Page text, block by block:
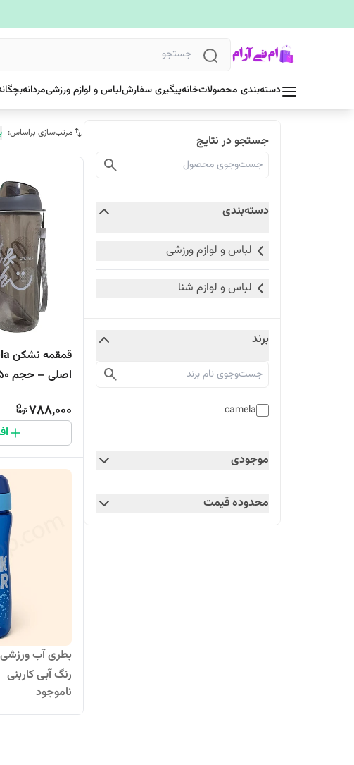
دسته‌بندی محصولاتخانهپیگیری سفارشلباس و لوازم ورزشیمردانه
جستجو در نتایج
دسته‌بندی
لباس و لوازم ورزشی
لباس و لوازم شنا
برند
camela
موجودی
محدوده قیمت
مرتب‌سازی براساس:
اصلی – حجم ۵۵۰ میل
788,000
رنگ آبی کاربنی
ناموجود